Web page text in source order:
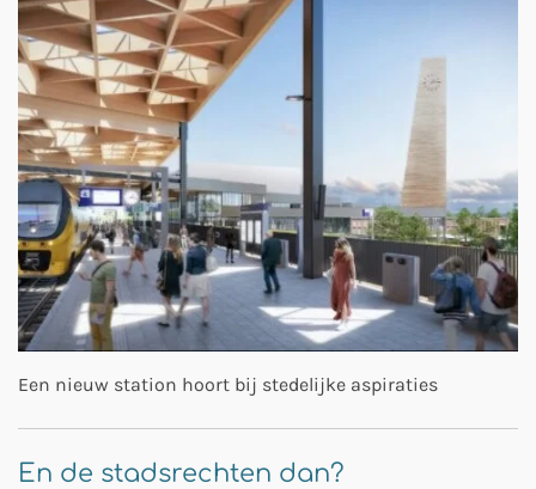
Een nieuw station hoort bij stedelijke aspiraties
En de stadsrechten dan?